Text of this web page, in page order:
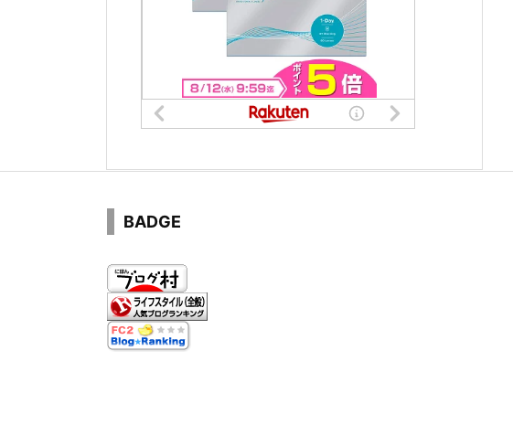
BADGE